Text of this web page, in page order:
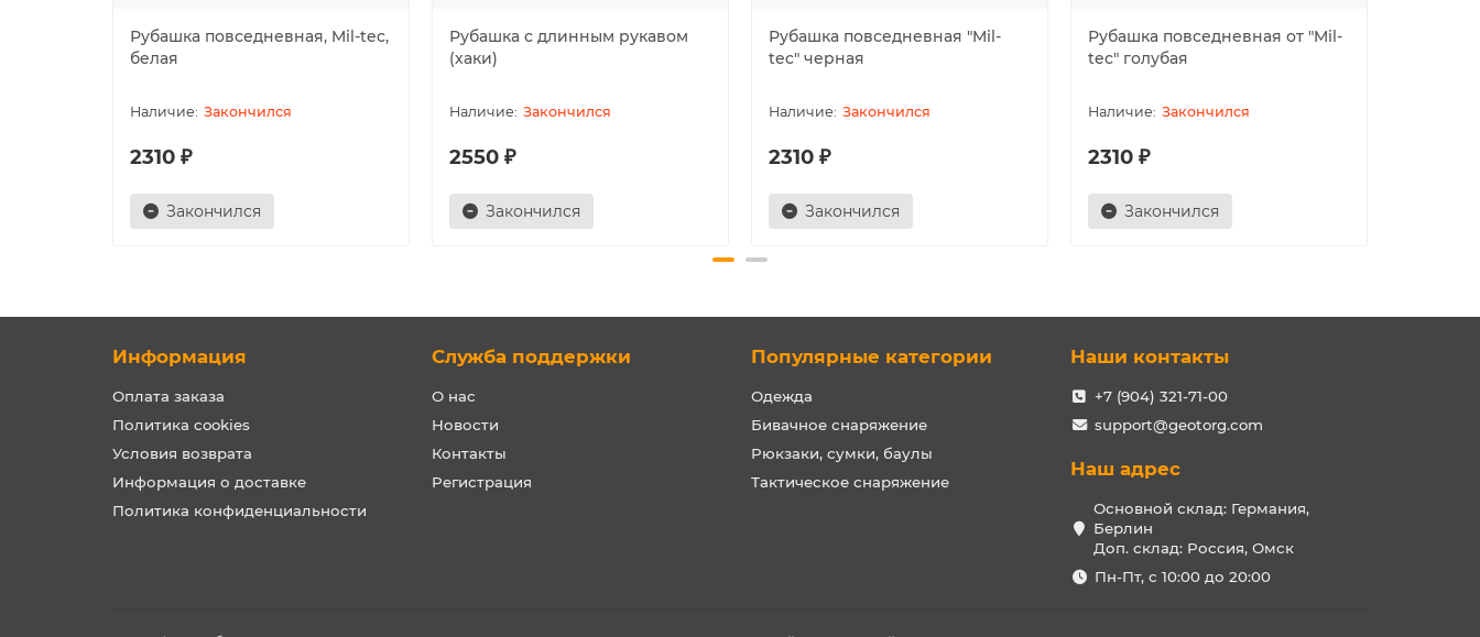
Рубашка повседневная, Mil-tec,
белая
Закончился
2310 ₽
Закончился
Рубашка с длинным рукавом
(хаки)
Закончился
2550 ₽
Закончился
Рубашка повседневная "Mil-
tec" черная
Закончился
2310 ₽
Закончился
Рубашка повседневная от "Mil-
tec" голубая
Закончился
2310 ₽
Закончился
Информация
Оплата заказа
Политика cookies
Условия возврата
Информация о доставке
Политика конфиденциальности
Служба поддержки
О нас
Новости
Контакты
Регистрация
Популярные категории
Одежда
Бивачное снаряжение
Рюкзаки, сумки, баулы
Тактическое снаряжение
Наши контакты
+7 (904) 321-71-00
support@geotorg.com
Наш адрес
Основной склад: Германия,
Берлин
Доп. склад: Россия, Омск
Пн-Пт, с 10:00 до 20:00